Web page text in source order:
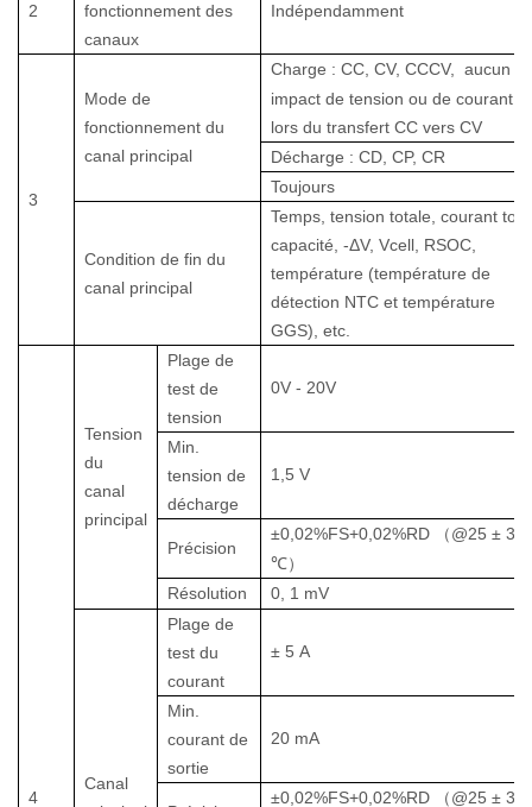
2
fonctionnement des
canaux
Indépendamment
3
Mode de
fonctionnement du
canal principal
Charge : CC, CV, CCCV, aucun
impact de tension ou de courant
lors du transfert CC vers CV
Décharge : CD, CP, CR
Toujours
Condition de fin du
canal principal
Temps, tension totale, courant
capacité, -ΔV, Vcell, RSOC,
température (température de
détection NTC et température
GGS), etc.
4
Tension
du
canal
principal
Plage de
test de
tension
0V - 20V
Min.
tension de
décharge
1,5 V
Précision
±0,02%FS+0,02%RD （@25 ± 3
℃）
Résolution
0, 1 mV
Canal
Plage de
test du
courant
± 5 A
Min.
courant de
sortie
20 mA
±0,02%FS+0,02%RD （@25 ± 3